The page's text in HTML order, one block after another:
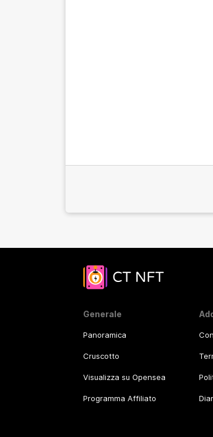
Generale
Panoramica
Cruscotto
Visualizza su Opensea
Programma Affiliato